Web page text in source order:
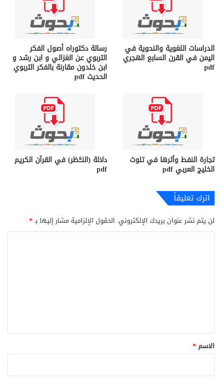
الدراسات اللغوية والنحوية في
اليمن في القرن السابع الهجري
pdf
رسالة دكتوراه أصول الفكر
التربوي عن الغزالي و ابن رشد و
ابن خلدون مقارنة بالفكر التربوي
الحديث pdf
تجارة النفط وأثرها في تلوث
الخليج العربي pdf
دلالة (النــَّـظر) في القرآن الكريم
pdf
اترك تعليقاً
لن يتم نشر عنوان بريدك الإلكتروني. الحقول الإلزامية مشار إليها بـ*
*
الاسم *